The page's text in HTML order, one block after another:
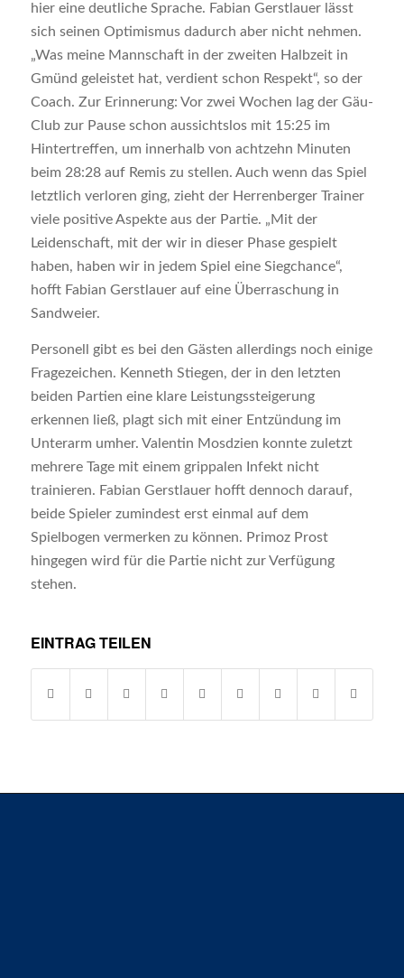
hier eine deutliche Sprache. Fabian Gerstlauer lässt
sich seinen Optimismus dadurch aber nicht nehmen.
„Was meine Mannschaft in der zweiten Halbzeit in
Gmünd geleistet hat, verdient schon Respekt“, so der
Coach. Zur Erinnerung: Vor zwei Wochen lag der Gäu-
Club zur Pause schon aussichtslos mit 15:25 im
Hintertreffen, um innerhalb von achtzehn Minuten
beim 28:28 auf Remis zu stellen. Auch wenn das Spiel
letztlich verloren ging, zieht der Herrenberger Trainer
viele positive Aspekte aus der Partie. „Mit der
Leidenschaft, mit der wir in dieser Phase gespielt
haben, haben wir in jedem Spiel eine Siegchance“,
hofft Fabian Gerstlauer auf eine Überraschung in
Sandweier.
Personell gibt es bei den Gästen allerdings noch einige
Fragezeichen. Kenneth Stiegen, der in den letzten
beiden Partien eine klare Leistungssteigerung
erkennen ließ, plagt sich mit einer Entzündung im
Unterarm umher. Valentin Mosdzien konnte zuletzt
mehrere Tage mit einem grippalen Infekt nicht
trainieren. Fabian Gerstlauer hofft dennoch darauf,
beide Spieler zumindest erst einmal auf dem
Spielbogen vermerken zu können. Primoz Prost
hingegen wird für die Partie nicht zur Verfügung
stehen.
EINTRAG TEILEN